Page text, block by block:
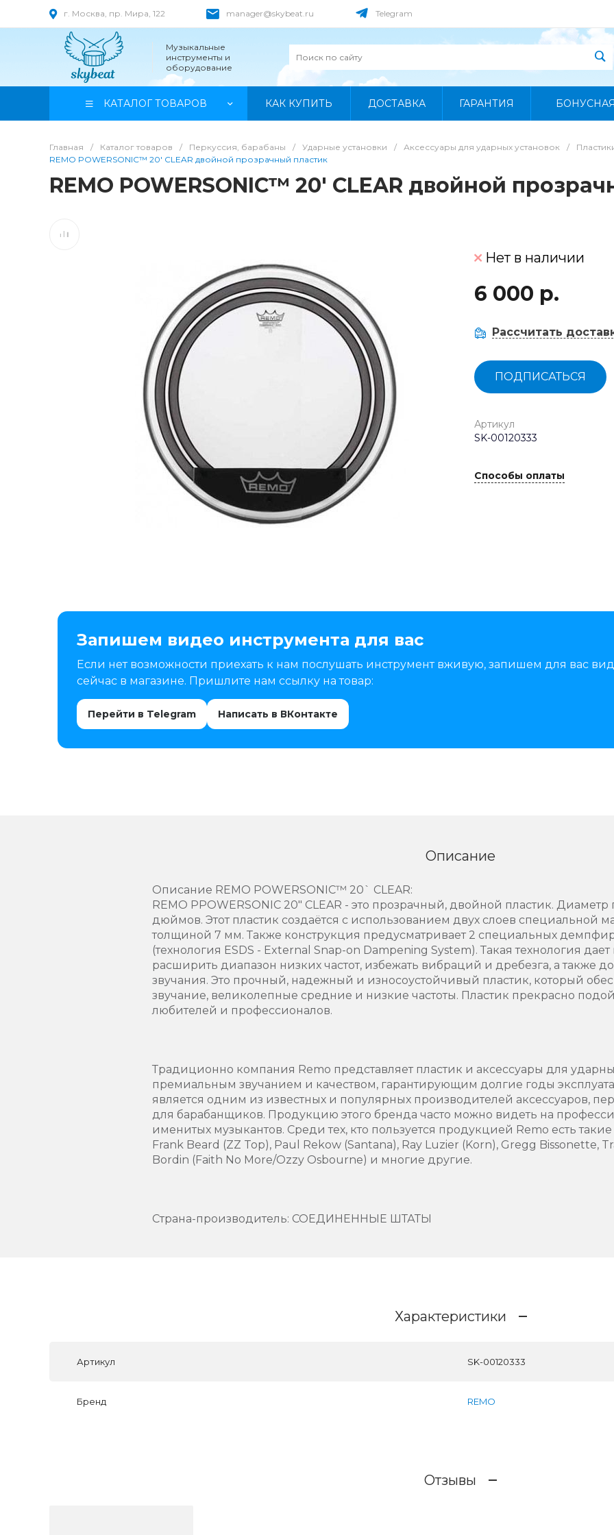
г. Москва, пр. Мира, 122 manager@skybeat.ru Telegram
Музыкальные
инструменты и
оборудование
КАТАЛОГ ТОВАРОВ КАК КУПИТЬ ДОСТАВКА ГАРАНТИЯ
Главная / Каталог товаров / Перкуссия, барабаны / Ударные установки / Аксессуары для ударных установок /
REMO POWERSONIC™ 20' CLEAR двойной прозрачный пластик
REMO POWERSONIC™ 20' CLEAR двойной
Нет в наличии
6 000 р.
Рассчитать
ПОДПИСАТЬСЯ
Артикул
SK-00120333
Способы оплаты
Запишем видео инструмента для вас
Если нет возможности приехать к нам послушать инструмент вживую, запишем для вас
сейчас в магазине. Пришлите нам ссылку на товар:
Перейти в Telegram Написать в ВКонтакте
Описание
Описание REMO POWERSONIC™ 20` CLEAR:
REMO PPOWERSONIC 20" CLEAR - это прозрачный, двойной пластик. Диаметр
дюймов. Этот пластик создаётся с использованием двух слоев специальной
толщиной 7 мм. Также конструкция предусматривает 2 специальных
(технология ESDS - External Snap-on Dampening System). Такая технология
расширить диапазон низких частот, избежать вибраций и дребезга, а также
звучания. Это прочный, надежный и износоустойчивый пластик, который
звучание, великолепные средние и низкие частоты. Пластик прекрасно
любителей и профессионалов.
Традиционно компания Remo представляет пластик и аксессуары для
премиальным звучанием и качеством, гарантирующим долгие годы
является одним из известных и популярных производителей аксессуаров,
для барабанщиков. Продукцию этого бренда часто можно видеть на
именитых музыкантов. Среди тех, кто пользуется продукцией Remo есть
Frank Beard (ZZ Top), Paul Rekow (Santana), Ray Luzier (Korn), Gregg Bissonette,
Bordin (Faith No More/Ozzy Osbourne) и многие другие.
Страна-производитель: СОЕДИНЕННЫЕ ШТАТЫ
Характеристики
Артикул SK-00120333
Бренд REMO
Отзывы